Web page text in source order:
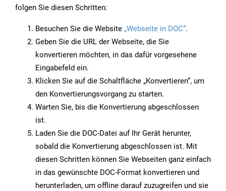
folgen Sie diesen Schritten:
Besuchen Sie die Website „Webseite in DOC“.
Geben Sie die URL der Webseite, die Sie
konvertieren möchten, in das dafür vorgesehene
Eingabefeld ein.
Klicken Sie auf die Schaltfläche „Konvertieren“, um
den Konvertierungsvorgang zu starten.
Warten Sie, bis die Konvertierung abgeschlossen
ist.
Laden Sie die DOC-Datei auf Ihr Gerät herunter,
sobald die Konvertierung abgeschlossen ist. Mit
diesen Schritten können Sie Webseiten ganz einfach
in das gewünschte DOC-Format konvertieren und
herunterladen, um offline darauf zuzugreifen und sie